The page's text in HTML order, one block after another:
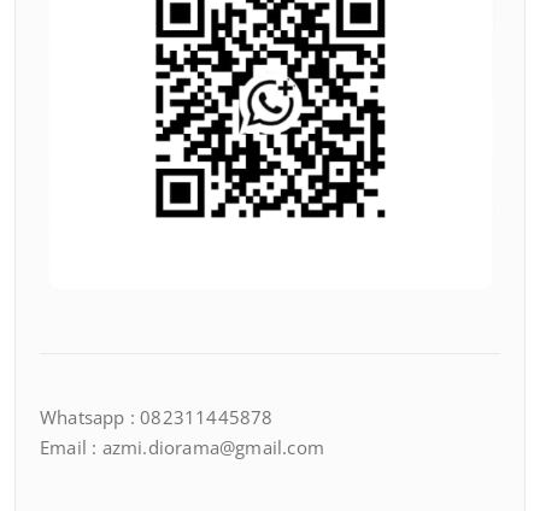
Whatsapp : 082311445878
Email : azmi.diorama@gmail.com